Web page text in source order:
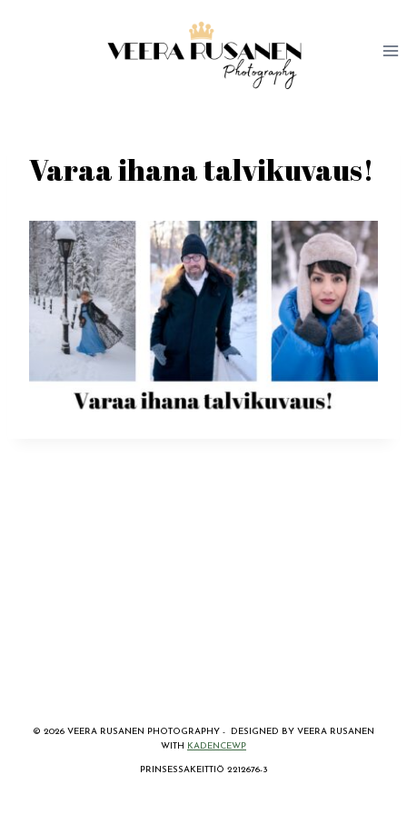
Varaa ihana talvikuvaus!
© 2026 VEERA RUSANEN PHOTOGRAPHY - DESIGNED BY VEERA RUSANEN
WITH
KADENCEWP
PRINSESSAKEITTIÖ 2212676-3